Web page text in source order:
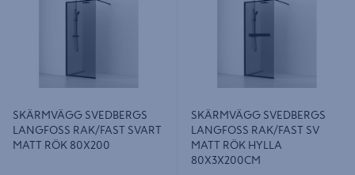
MATT RÖK 80X200
SKÄRMVÄGG SVEDBERGS
LANGFOSS RAK/FAST SVART
MATT RÖK 80X200
RÖK HYLLA 80X3X200CM
SKÄRMVÄGG SVEDBERGS
LANGFOSS RAK/FAST SV
MATT RÖK HYLLA
80X3X200CM